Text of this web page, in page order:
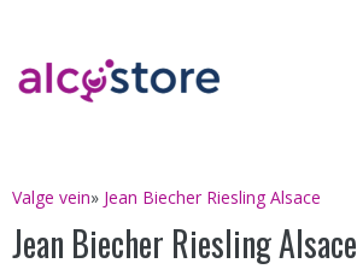
Valge vein» Jean Biecher Riesling Alsace
Jean Biecher Riesling Alsace